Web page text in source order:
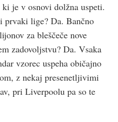
je v osnovi dolžna uspeti.
prvaki lige? Da. Bančno
za bleščeče nove
zadovoljstvu? Da. Vsaka
vzorec uspeha običajno
z nekaj presenetljivimi
pri Liverpoolu pa so te